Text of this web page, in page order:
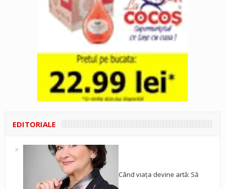
EDITORIALE
Când viața devine artă: Să